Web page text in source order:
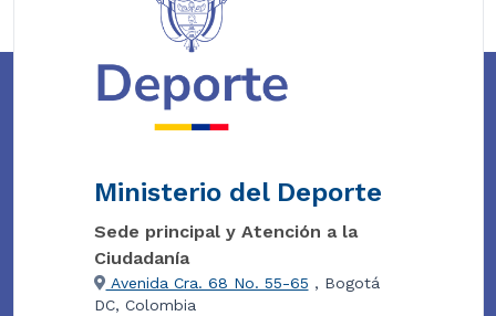
Ministerio del Deporte
Sede principal y Atención a la
Ciudadanía
Avenida Cra. 68 No. 55-65 , Bogotá
DC, Colombia